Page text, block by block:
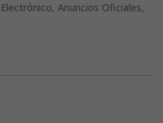
Anuncios Oficiales,